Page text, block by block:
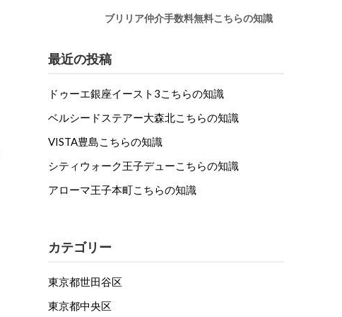
ブリリア仲介手数料無料こちらの知識
最近の投稿
ドゥーエ銀座イースト3こちらの知識
ベルシードステアー大森北こちらの知識
VISTA豊島こちらの知識
シティウォーク王子デューこちらの知識
アローマ王子本町こちらの知識
カテゴリー
東京都世田谷区
東京都中央区